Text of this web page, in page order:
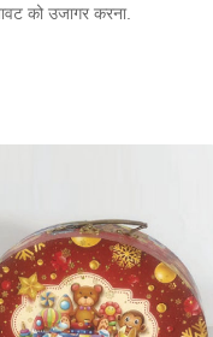
को उजागर करना.